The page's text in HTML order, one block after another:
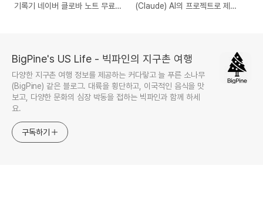
기록기 네이버 클로바 노트 무료
(Claude) AI의 프로젝트로 제안
BigPine's US Life - 빅파인의 지구촌 여행
다양한 지구촌 여행 정보를 제공하는 커다랗고 늘 푸른 소나무
(BigPine) 같은 블로그. 대륙을 횡단하고, 이국적인 음식을 맛
보고, 다양한 문화의 심장 박동을 접하는 빅파인과 함께 하세
요.
구독하기